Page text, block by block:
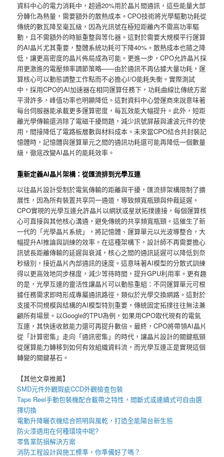
資料中心的電力消耗中，超過20%用於晶片間通訊，這些能量大部
分轉化為熱量，需要額外的散熱成本。CPO技術將光學驅動功耗從
傳統的數瓦降至毫瓦級，因為光訊號在極短距離內不需高功率驅
動，且不需額外的時脈重整與等化器。這對於需要大規模平行運算
的AI晶片尤其重要，整體系統功耗可下降40%。散熱成本也隨之降
低，讓更高密度的晶片佈局成為可能。更進一步，CPO允許晶片採
用更激進的電壓頻率調節策略——由於通訊不再佔據大量功耗，運
算核心可以動態調整工作點而不必擔心I/O能耗失衡。實際測試
中，採用CPO的AI加速器在相同運算任務下，功耗曲線比傳統方案
平滑許多，峰值功率也明顯降低。這對資料中心營運商來說意味著
每台伺服器能承載更多運算密度，每瓦效能大幅提升。此外，短距
離光學傳輸還消除了電磁干擾問題，減少訊號屏蔽與濾波元件的使
用，間接降低了電路板層數與材料成本。未來當CPO結合共封裝記
憶體時，記憶體與運算單元之間的通訊功耗還可能再降低一個數量
級，徹底改變AI晶片的能耗效率。
重新定義AI晶片架構：從匯流排到光學互連
以往晶片設計受制於電氣傳輸的距離與干擾，匯流排架構限制了擴
展性，因為所有裝置共享同一通道，導致頻寬瓶頸與仲裁延遲。
CPO實現的光學互連允許晶片以網狀或星狀拓撲連接，每個運算核
心可直接與其他核心溝通，避免傳統的共享頻寬瓶頸。這催生了新
一代的「光學晶片系統」，將記憶體、運算單元以光波導整合，大
幅提升AI推論與訓練的效率。在這種架構下，設計師不再需要擔心
訊號長距離傳輸的延遲與衰減，核心之間的通訊延遲可以降低到奈
秒級別，接近晶片內部通訊的速度。這意味著AI模型的分散式訓練
得以更高效地同步梯度，減少等待時間，提升GPU利用率。更有趣
的是，光學互連的靈活性讓晶片可以動態重組：不同運算單元可根
據任務需求即時形成專屬通訊路徑，類似於光學交換網路。這對於
支援不同規模與結構的AI模型特別重要，傳統固定拓撲往往無法兼
顧所有場景。以Google的TPU為例，如果用CPO取代現有的電氣
互連，其快速收斂能力還可再提升數倍。最終，CPO將帶領AI晶片
從「計算密集」走向「通訊密集」的時代，讓晶片設計的關鍵瓶頸
從運算能力轉移到如何有效組織資料流，而光學互連正是實現這個
轉變的關鍵基石。
【其他文章推薦】
SMD元件外觀瑕疵CCD外觀檢查包裝
Tape Reel手動包裝機配合載帶之特性，間斷式或連續式可自由選
擇切換
電動升降曬衣機結合照明與風乾，打造全能陽台新生態
防火漆適用在何種環境中呢?
零售業防損解決方案
消防工程設計與施工標準，你準備好了嗎？